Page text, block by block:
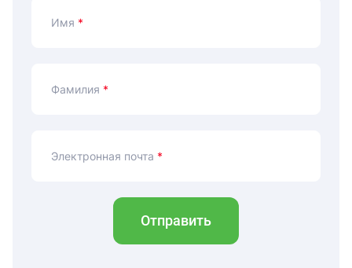
Имя *
Фамилия *
Электронная почта *
Отправить